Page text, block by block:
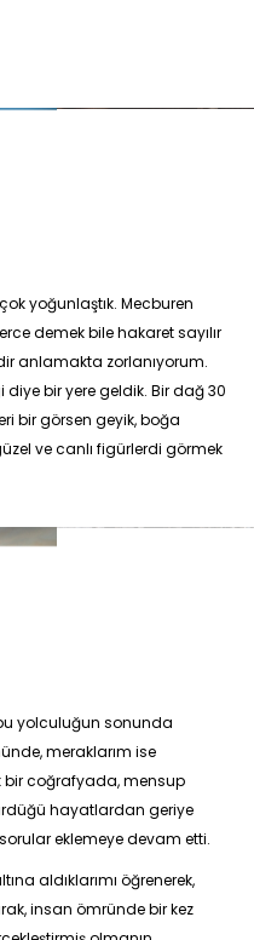
yoğunlaştık. Mecburen
demek bile hakaret sayılır
anlamakta zorlanıyorum.
diye bir yere geldik. Bir dağ 30
bir görsen geyik, boğa
ve canlı figürlerdi görmek
yolculuğun sonunda
meraklarım ise
bir coğrafyada, mensup
hayatlardan geriye
eklemeye devam etti.
aldıklarımı öğrenerek,
insan ömründe bir kez